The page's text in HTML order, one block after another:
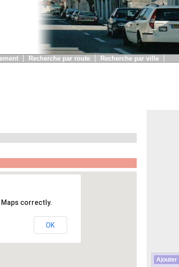
Recherche par route Recherche par ville
Ajouter
Maps correctly.
OK